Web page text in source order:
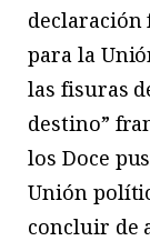
declaración
para la
las fisuras
destino”
los Doce
Unión
concluir de